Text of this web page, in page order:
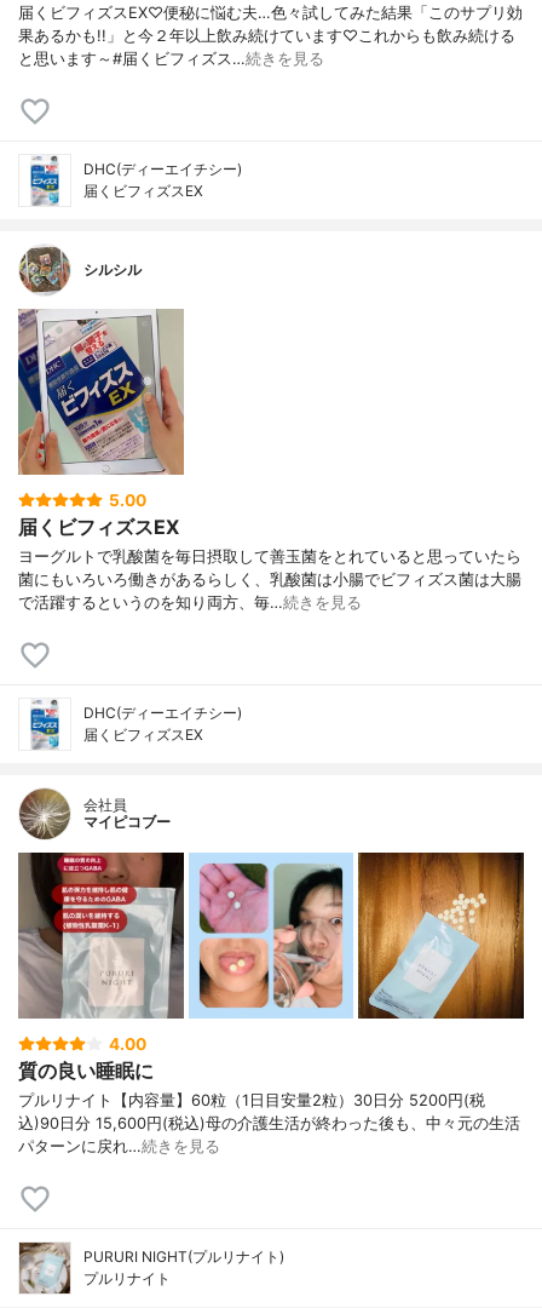
届くビフィズスEX♡便秘に悩む夫…色々試してみた結果「このサプリ効
果あるかも!!」と今２年以上飲み続けています♡これからも飲み続ける
と思います～#届くビフィズス…続きを見る
DHC(ディーエイチシー)
届くビフィズスEX
シルシル
5.00
届くビフィズスEX
ヨーグルトで乳酸菌を毎日摂取して善玉菌をとれていると思っていたら
菌にもいろいろ働きがあるらしく、乳酸菌は小腸でビフィズス菌は大腸
で活躍するというのを知り両方、毎…続きを見る
DHC(ディーエイチシー)
届くビフィズスEX
会社員
マイピコブー
4.00
質の良い睡眠に
プルリナイト【内容量】60粒（1日目安量2粒）30日分 5200円(税
込)90日分 15,600円(税込)母の介護生活が終わった後も、中々元の生活
パターンに戻れ…続きを見る
PURURI NIGHT(プルリナイト)
プルリナイト